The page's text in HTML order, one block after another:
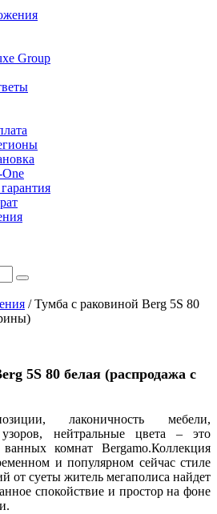
Group
/ Тумба с раковиной Berg 5S 80
5S 80 белая (распродажа с
лаконичность мебели,
нейтральные цвета – это
комнат Bergamo.Коллекция
и популярном сейчас стиле
от суеты житель мегаполиса найдет
спокойствие и простор на фоне